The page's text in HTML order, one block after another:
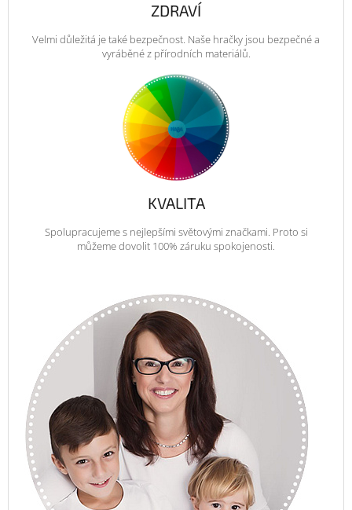
ZDRAVÍ
Velmi důležitá je také bezpečnost. Naše hračky jsou bezpečné a
vyráběné z přírodních materiálů.
KVALITA
Spolupracujeme s nejlepšími světovými značkami. Proto si
můžeme dovolit 100% záruku spokojenosti.